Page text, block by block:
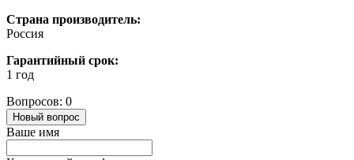
Страна производитель:
Россия
Гарантийный срок:
1 год
Вопросов: 0
Новый вопрос
Ваше имя